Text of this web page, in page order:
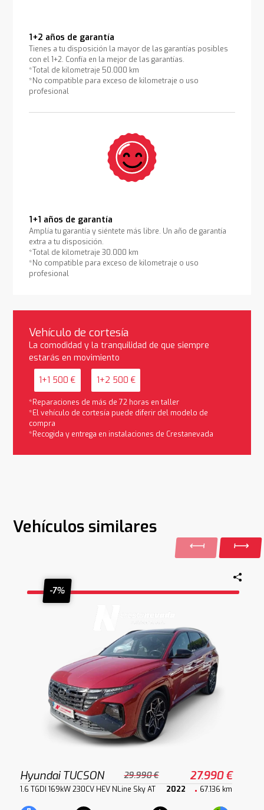
1+2 años de garantía
Tienes a tu disposición la mayor de las garantías posibles
con el 1+2. Confía en la mejor de las garantías.
*Total de kilometraje 50.000 km
*No compatible para exceso de kilometraje o uso
profesional
1+1 años de garantía
Amplía tu garantía y siéntete más libre. Un año de garantía
extra a tu disposición.
*Total de kilometraje 30.000 km
*No compatible para exceso de kilometraje o uso
profesional
Vehículo de cortesía
La comodidad y la tranquilidad de que siempre
estarás en movimiento
1+1 500 € 1+2 500 €
*Reparaciones de más de 72 horas en taller
*El vehículo de cortesía puede diferir del modelo de
compra
*Recogida y entrega en instalaciones de Crestanevada
Vehículos similares
-7%
Hyundai TUCSON 29.990 € 27.990 €
1.6 TGDI 169kW 230CV HEV NLine Sky AT 2022 67.136 km